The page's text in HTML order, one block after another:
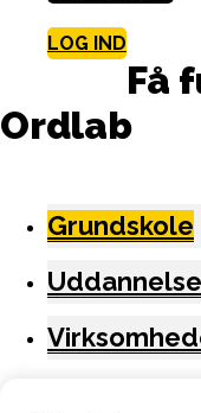
LOG IND
Få
Ordlab
Grundskole
Uddannelse